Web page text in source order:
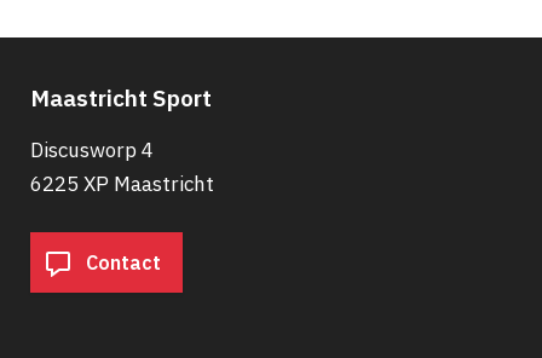
Maastricht Sport
Discusworp 4
6225 XP Maastricht
Contact